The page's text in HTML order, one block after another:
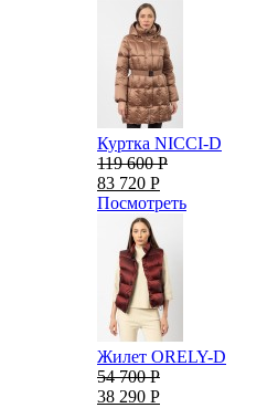
Куртка NICCI-D
119 600 Р
83 720 Р
Посмотреть
Жилет ORELY-D
54 700 Р
38 290 Р